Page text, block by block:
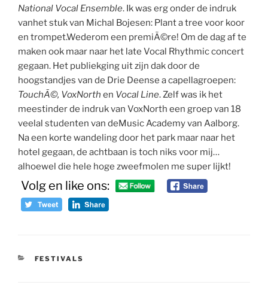
National Vocal Ensemble. Ik was erg onder de indruk
vanhet stuk van Michal Bojesen: Plant a tree voor koor
en trompet.Wederom een premiÃ©re! Om de dag af te
maken ook maar naar het late Vocal Rhythmic concert
gegaan. Het publiekging uit zijn dak door de
hoogstandjes van de Drie Deense a capellagroepen:
TouchÃ©, VoxNorth en Vocal Line. Zelf was ik het
meestinder de indruk van VoxNorth een groep van 18
veelal studenten van deMusic Academy van Aalborg.
Na een korte wandeling door het park maar naar het
hotel gegaan, de achtbaan is toch niks voor mij…
alhoewel die hele hoge zweefmolen me super lijkt!
Volg en like ons:
CATEGORIEËN
FESTIVALS